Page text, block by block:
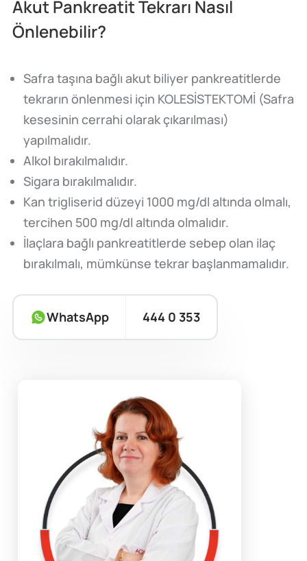
Akut Pankreatit Tekrarı Nasıl
Önlenebilir?
Safra taşına bağlı akut biliyer pankreatitlerde
tekrarın önlenmesi için KOLESİSTEKTOMİ (Safra
kesesinin cerrahi olarak çıkarılması)
yapılmalıdır.
Alkol bırakılmalıdır.
Sigara bırakılmalıdır.
Kan trigliserid düzeyi 1000 mg/dl altında olmalı,
tercihen 500 mg/dl altında olmalıdır.
İlaçlara bağlı pankreatitlerde sebep olan ilaç
bırakılmalı, mümkünse tekrar başlanmamalıdır.
WhatsApp 444 0 353